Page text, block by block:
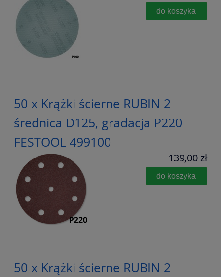
do koszyka
50 x Krążki ścierne RUBIN 2
średnica D125, gradacja P220
FESTOOL 499100
139,00 zł
do koszyka
50 x Krążki ścierne RUBIN 2